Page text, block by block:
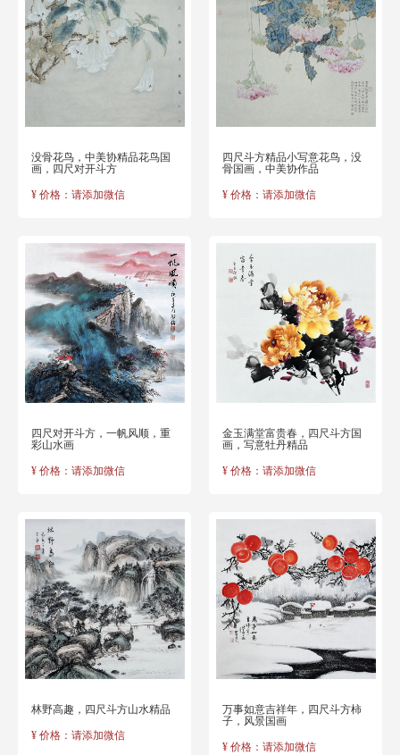
没骨花鸟，中美协精品花鸟国
画，四尺对开斗方
¥ 价格：请添加微信
四尺斗方精品小写意花鸟，没
骨国画，中美协作品
¥ 价格：请添加微信
四尺对开斗方，一帆风顺，重
彩山水画
¥ 价格：请添加微信
金玉满堂富贵春，四尺斗方国
画，写意牡丹精品
¥ 价格：请添加微信
林野高趣，四尺斗方山水精品
¥ 价格：请添加微信
万事如意吉祥年，四尺斗方柿
子，风景国画
¥ 价格：请添加微信